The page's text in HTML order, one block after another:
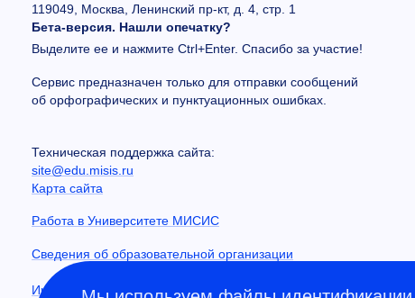
119049, Москва, Ленинский пр-кт, д. 4, стр. 1
Бета-версия. Нашли опечатку?
Выделите ее и нажмите Ctrl+Enter. Спасибо за участие!
Сервис предназначен только для отправки сообщений
об орфографических и пунктуационных ошибках.
Техническая поддержка сайта:
site@edu.misis.ru
Карта сайта
Работа в Университете МИСИС
Сведения об образовательной организации
Информация о закупках